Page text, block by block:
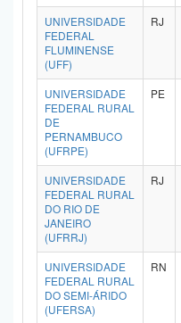
UNIVERSIDADE
FEDERAL
FLUMINENSE
(UFF)
RJ
UNIVERSIDADE
FEDERAL RURAL
DE
PERNAMBUCO
(UFRPE)
PE
UNIVERSIDADE
FEDERAL RURAL
DO RIO DE
JANEIRO
(UFRRJ)
RJ
UNIVERSIDADE
FEDERAL RURAL
DO SEMI-ÁRIDO
(UFERSA)
RN